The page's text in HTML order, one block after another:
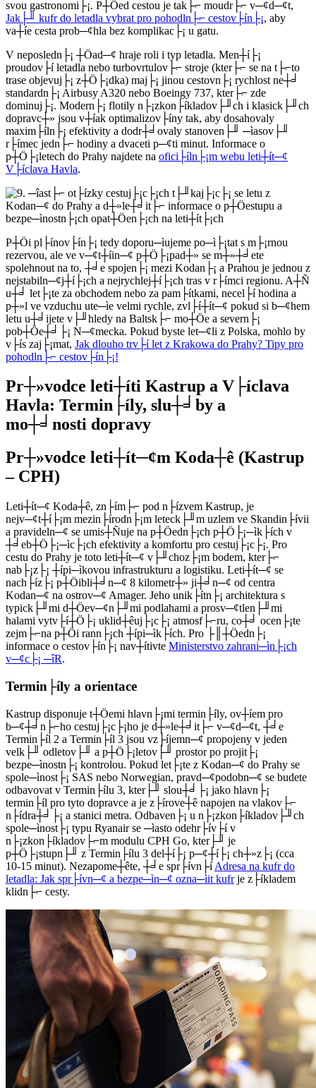
svou gastronomi├¡. P┼Öed cestou je tak├⌐ moudr├⌐ v─¢d─¢t,
Jak├╜ kufr do letadla vybrat pro pohodln├⌐ cestov├ín├¡, aby
va┼íe cesta prob─¢hla bez komplikac├¡ u gatu.
V neposledn├¡ ┼Öad─¢ hraje roli i typ letadla. Men┼í├¡
proudov├í letadla nebo turbovrtulov├⌐ stroje (kter├⌐ se na t├⌐to
trase objevuj├¡ z┼Ö├¡dka) maj├¡ jinou cestovn├¡ rychlost ne┼╛
standardn├¡ Airbusy A320 nebo Boeingy 737, kter├⌐ zde
dominuj├¡. Modern├¡ flotily n├¡zkon├íkladov├╜ch i klasick├╜ch
dopravc┼» jsou v┼íak optimalizov├íny tak, aby dosahovaly
maxim├íln├¡ efektivity a dodr┼╛ovaly stanoven├╜ ─ìasov├╜
r├ímec jedn├⌐ hodiny a dvaceti p─¢ti minut. Informace o
p┼Ö├¡letech do Prahy najdete na ofici├íln├¡m webu leti┼ít─¢
V├íclava Havla.
P┼Öi pl├ínov├ín├¡ tedy doporu─ìujeme po─ì├¡tat s m├¡rnou
rezervou, ale ve v─¢t┼íin─¢ p┼Ö├¡pad┼» se m┼»┼╛ete
spolehnout na to, ┼╛e spojen├¡ mezi Kodan├¡ a Prahou je jednou z
nejstabiln─¢j┼í├¡ch a nejrychlej┼í├¡ch tras v r├ímci regionu. A┼Ñ
u┼╛ let├¡te za obchodem nebo za pam├ítkami, necel├í hodina a
p┼»l ve vzduchu ute─ìe velmi rychle, zvl├í┼ít─¢ pokud si b─¢hem
letu u┼╛ijete v├╜hledy na Baltsk├⌐ mo┼Öe a severn├¡
pob┼Öe┼╛├¡ N─¢mecka. Pokud byste let─¢li z Polska, mohlo by
v├ís zaj├¡mat, Jak dlouho trv├í let z Krakowa do Prahy? Tipy pro
pohodln├⌐ cestov├ín├¡!
Pr┼»vodce leti┼íti Kastrup a V├íclava
Havla: Termin├íly, slu┼╛by a
mo┼╛nosti dopravy
Pr┼»vodce leti┼ít─¢m Koda┼ê (Kastrup
– CPH)
Leti┼ít─¢ Koda┼ê, zn├ím├⌐ pod n├ízvem Kastrup, je
nejv─¢t┼í├¡m mezin├írodn├¡m leteck├╜m uzlem ve Skandin├ívii
a pravideln─¢ se umis┼Ñuje na p┼Öedn├¡ch p┼Ö├¡─ìk├ích v
┼╛eb┼Ö├¡─ìc├¡ch efektivity a komfortu pro cestuj├¡c├¡. Pro
cestu do Prahy je toto leti┼ít─¢ v├╜choz├¡m bodem, kter├⌐
nab├¡z├¡ ┼ípi─ìkovou infrastrukturu a logistiku. Leti┼ít─¢ se
nach├íz├¡ p┼Öibli┼╛n─¢ 8 kilometr┼» ji┼╛n─¢ od centra
Kodan─¢ na ostrov─¢ Amager. Jeho unik├ítn├¡ architektura s
typick├╜mi d┼Öev─¢n├╜mi podlahami a prosv─¢tlen├╜mi
halami vytv├í┼Ö├¡ uklid┼êuj├¡c├¡ atmosf├⌐ru, co┼╛ ocen├¡te
zejm├⌐na p┼Öi rann├¡ch ┼ípi─ìk├ích. Pro ├║┼Öedn├¡
informace o cestov├ín├¡ nav┼ítivte Ministerstvo zahrani─ìn├¡ch
v─¢c├¡ ─îR.
Termin├íly a orientace
Kastrup disponuje t┼Öemi hlavn├¡mi termin├íly, ov┼íem pro
b─¢┼╛n├⌐ho cestuj├¡c├¡ho je d┼»le┼╛it├⌐ v─¢d─¢t, ┼╛e
Termin├íl 2 a Termin├íl 3 jsou vz├íjemn─¢ propojeny v jeden
velk├╜ odletov├╜ a p┼Ö├¡letov├╜ prostor po projit├¡
bezpe─ìnostn├¡ kontrolou. Pokud let├¡te z Kodan─¢ do Prahy se
spole─ìnost├¡ SAS nebo Norwegian, pravd─¢podobn─¢ se budete
odbavovat v Termin├ílu 3, kter├╜ slou┼╛├¡ jako hlavn├¡
termin├íl pro tyto dopravce a je z├írove┼ê napojen na vlakov├⌐
n├ídra┼╛├¡ a stanici metra. Odbaven├¡ u n├¡zkon├íkladov├╜ch
spole─ìnost├¡ typu Ryanair se ─ìasto odehr├ív├í v
n├¡zkon├íkladov├⌐m modulu CPH Go, kter├╜ je
p┼Ö├¡stupn├╜ z Termin├ílu 3 del┼í├¡ p─¢┼í├¡ ch┼»z├¡ (cca
10-15 minut). Nezapome┼ête, ┼╛e spr├ívn├íAdresa na kufr do
letadla: Jak spr├ívn─¢ a bezpe─ìn─¢ ozna─ìit kufrje z├íkladem
klidn├⌐ cesty.